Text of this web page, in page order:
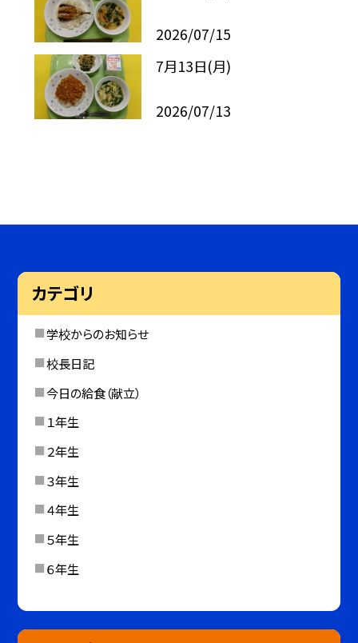
2026/07/15
7月13日(月)
2026/07/13
カテゴリ
学校からのお知らせ
校長日記
今日の給食（献立）
１年生
２年生
３年生
４年生
５年生
６年生